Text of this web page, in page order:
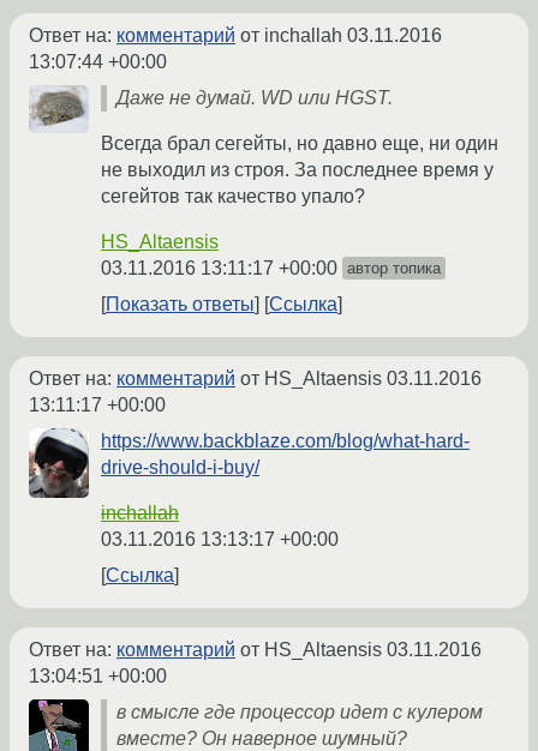
Ответ на: комментарий от inchallah 03.11.2016
13:07:44 +00:00
Даже не думай. WD или HGST.
Всегда брал сегейты, но давно еще, ни один
не выходил из строя. За последнее время у
сегейтов так качество упало?
HS_Altaensis
03.11.2016 13:11:17 +00:00 автор топика
Показать ответы Ссылка
Ответ на: комментарий от HS_Altaensis 03.11.2016
13:11:17 +00:00
https://www.backblaze.com/blog/what-hard-
drive-should-i-buy/
inchallah
03.11.2016 13:13:17 +00:00
Ссылка
Ответ на: комментарий от HS_Altaensis 03.11.2016
13:04:51 +00:00
в смысле где процессор идет с кулером
вместе? Он наверное шумный?